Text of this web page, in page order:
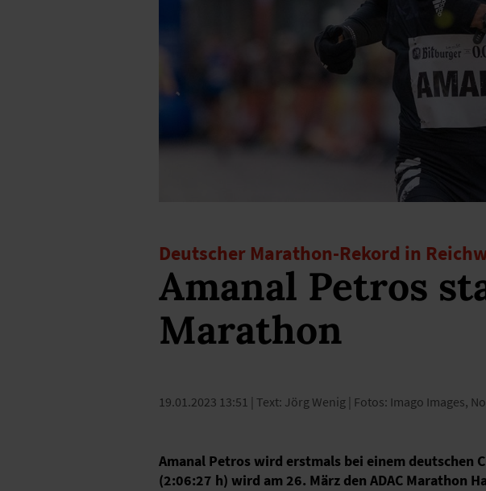
Deutscher Marathon-Rekord in
Amanal Petros
Marathon
19.01.2023 13:51 | Text: Jörg Wenig | Fotos: Imago Images,
Amanal Petros wird erstmals bei einem deutschen
(2:06:27 h) wird am 26. März den ADAC Marathon